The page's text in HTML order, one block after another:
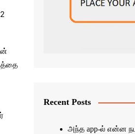
Recent Posts
அந்த app-ல் என்ன